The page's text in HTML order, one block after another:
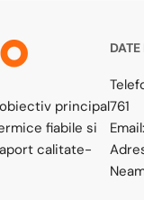
principal
fiabile si
calitate-
761
Email: